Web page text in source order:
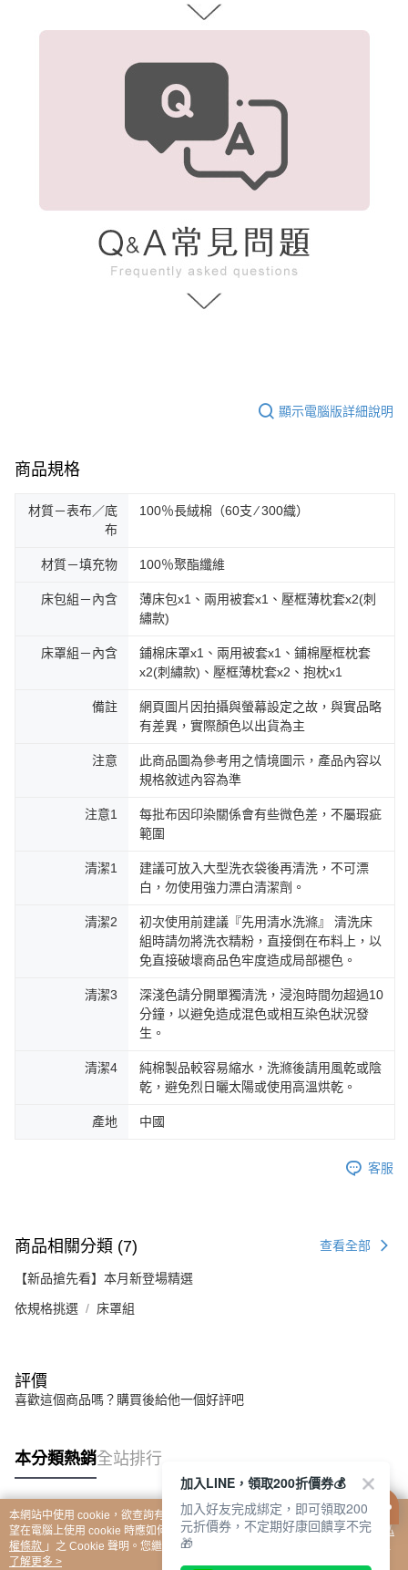
顯示電腦版詳細說明
商品規格
材質－表布／底
布
100％長絨棉（60支 ∕ 300織）
材質－填充物 100％聚酯纖維
床包組－內含
薄床包x1、兩用被套x1、壓框薄枕套x2(刺
繡款)
床罩組－內含
鋪棉床罩x1、兩用被套x1、鋪棉壓框枕套
x2(刺繡款)、壓框薄枕套x2、抱枕x1
備註
網頁圖片因拍攝與螢幕設定之故，與實品略
有差異，實際顏色以出貨為主
注意
此商品圖為參考用之情境圖示，產品內容以
規格敘述內容為準
注意1
每批布因印染關係會有些微色差，不屬瑕疵
範圍
清潔1
建議可放入大型洗衣袋後再清洗，不可漂
白，勿使用強力漂白清潔劑。
清潔2
初次使用前建議『先用清水洗滌』 清洗床
組時請勿將洗衣精粉，直接倒在布料上，以
免直接破壞商品色牢度造成局部褪色。
清潔3
深淺色請分開單獨清洗，浸泡時間勿超過10
分鐘，以避免造成混色或相互染色狀況發
生。
清潔4
純棉製品較容易縮水，洗滌後請用風乾或陰
乾，避免烈日曬太陽或使用高溫烘乾。
產地 中國
客服
商品相關分類 (7) 查看全部
【新品搶先看】本月新登場精選
依規格挑選 床罩組
評價
喜歡這個商品嗎？購買後給他一個好評吧
本分類熱銷全站排行
熱門標籤
本網站中使用 cookie，欲查詢有關本網站使用 cookie 方式之詳情，及若您不希
望在電腦上使用 cookie 時應如何變更電腦的 cookie 設定，請參閱本網站「
隱私
權條款 」之 Cookie 聲明。您繼續使用本網站即表示您同意本公司得按本網站使
用條款之 Cookie 聲明使用 cookie。
了解更多 >
每天都有一次拉霸機會
加入LINE，領取200折價券💰
加入好友完成綁定，即可領取200
元折價券，不定期好康回饋享不完
🎁